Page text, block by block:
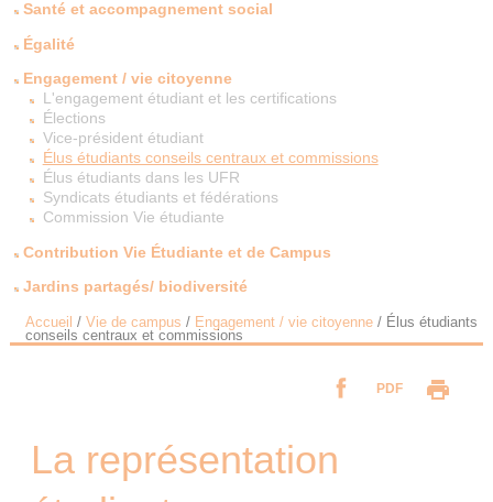
Santé et accompagnement social
Égalité
Engagement / vie citoyenne
L'engagement étudiant et les certifications
Élections
Vice-président étudiant
Élus étudiants conseils centraux et commissions
Élus étudiants dans les UFR
Syndicats étudiants et fédérations
Commission Vie étudiante
Contribution Vie Étudiante et de Campus
Jardins partagés/ biodiversité
Accueil / Vie de campus / Engagement / vie citoyenne/ Élus étudiants
conseils centraux et commissions
PDF
La représentation